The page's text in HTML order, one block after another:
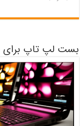
بست لپ تاپ برای